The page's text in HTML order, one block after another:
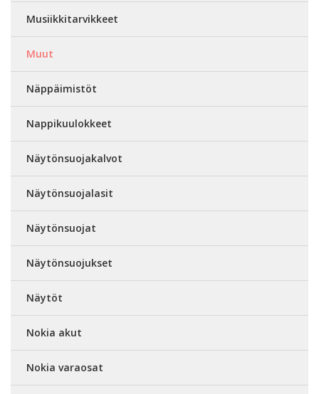
Musiikkitarvikkeet
Muut
Näppäimistöt
Nappikuulokkeet
Näytönsuojakalvot
Näytönsuojalasit
Näytönsuojat
Näytönsuojukset
Näytöt
Nokia akut
Nokia varaosat